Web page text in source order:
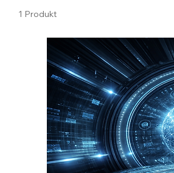
einsetzt, soll sie in eigene
und im Sinne einer
1 Produkt